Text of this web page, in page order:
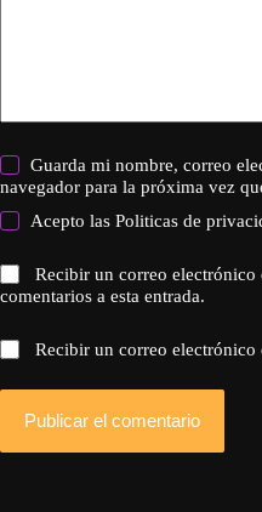
Guarda mi nombre, correo
navegador para la próxima vez
Acepto lasPoliticas de
Recibir un correo electrónico
comentarios a esta entrada.
Recibir un correo electrónico
Publicar el comentario